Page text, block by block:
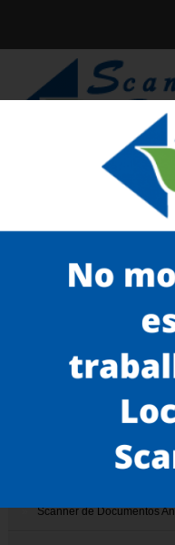
98184-5245
scanner 3D para pessoas
scanners 3D EVA para peças São
Scanner de Documentos
Scanner de Documentos